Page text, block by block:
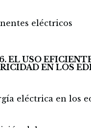
eléctricos
EL USO
EN LOS
eléctrica en los